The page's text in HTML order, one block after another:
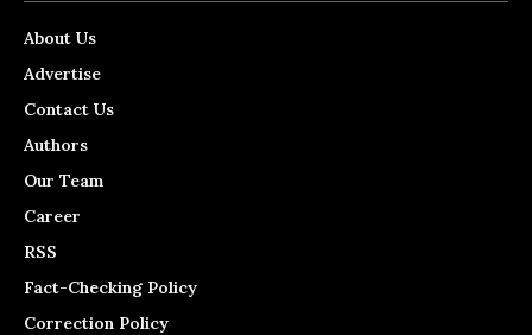
About Us
Advertise
Contact Us
Authors
Our Team
Career
RSS
Fact-Checking Policy
Correction Policy